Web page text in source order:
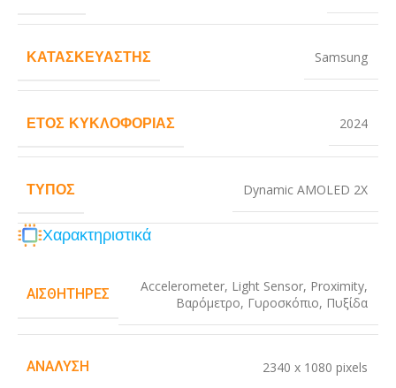
ΚΑΤΑΣΚΕΥΑΣΤΉΣ Samsung
ΈΤΟΣ ΚΥΚΛΟΦΟΡΊΑΣ 2024
ΤΎΠΟΣ Dynamic AMOLED 2X
Χαρακτηριστικά
ΑΙΣΘΗΤΉΡΕΣ Accelerometer, Light Sensor, Proximity,
Βαρόμετρο, Γυροσκόπιο, Πυξίδα
ΑΝΆΛΥΣΗ 2340 x 1080 pixels